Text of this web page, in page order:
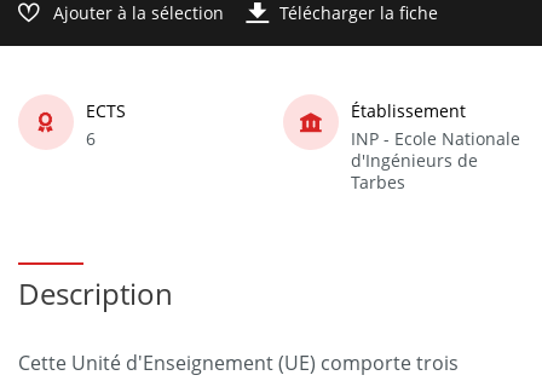
Ajouter à la sélection Télécharger la fiche
ECTS
6
Établissement
INP - Ecole Nationale
d'Ingénieurs de
Tarbes
Description
Cette Unité d'Enseignement (UE) comporte trois